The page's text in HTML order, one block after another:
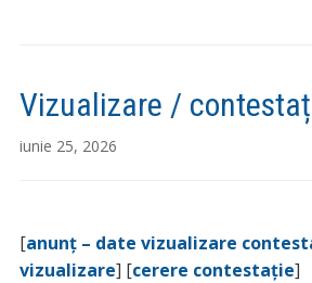
Vizualizare /
iunie 25, 2026
[anunț – date vizualizare
vizualizare] [cerere contestație]